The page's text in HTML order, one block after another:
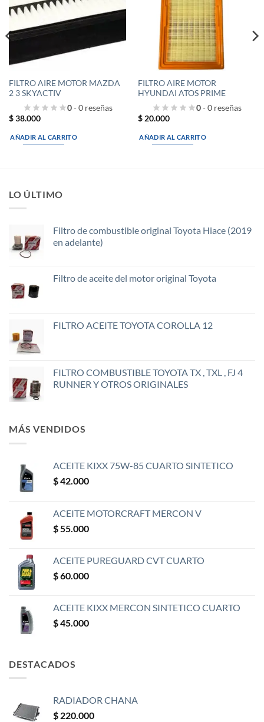
FILTRO AIRE MOTOR MAZDA
2 3 SKYACTIV
0- 0 reseñas
$38.000
AÑADIR AL CARRITO
FILTRO AIRE MOTOR
HYUNDAI ATOS PRIME
0- 0 reseñas
$20.000
AÑADIR AL CARRITO
LO ÚLTIMO
Filtro de combustible original Toyota Hiace (2019
en adelante)
Filtro de aceite del motor original Toyota
FILTRO ACEITE TOYOTA COROLLA 12
FILTRO COMBUSTIBLE TOYOTA TX , TXL , FJ 4
RUNNER Y OTROS ORIGINALES
MÁS VENDIDOS
ACEITE KIXX 75W-85 CUARTO SINTETICO
$42.000
ACEITE MOTORCRAFT MERCON V
$ 55.000
ACEITE PUREGUARD CVT CUARTO
$60.000
ACEITE KIXX MERCON SINTETICO CUARTO
$45.000
DESTACADOS
RADIADOR CHANA
$ 220.000